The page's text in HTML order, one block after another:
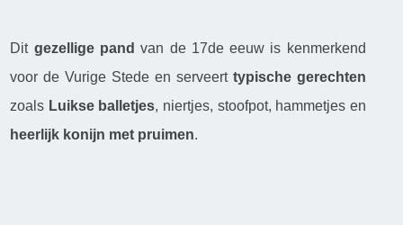
Dit gezellige pandvan de 17de eeuw is kenmerkend
voor de Vurige Stede en serveert typische gerechten
zoals Luikse balletjes, niertjes, stoofpot, hammetjes en
heerlijk konijn met pruimen.